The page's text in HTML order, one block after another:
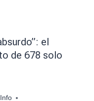
el
de 678 solo